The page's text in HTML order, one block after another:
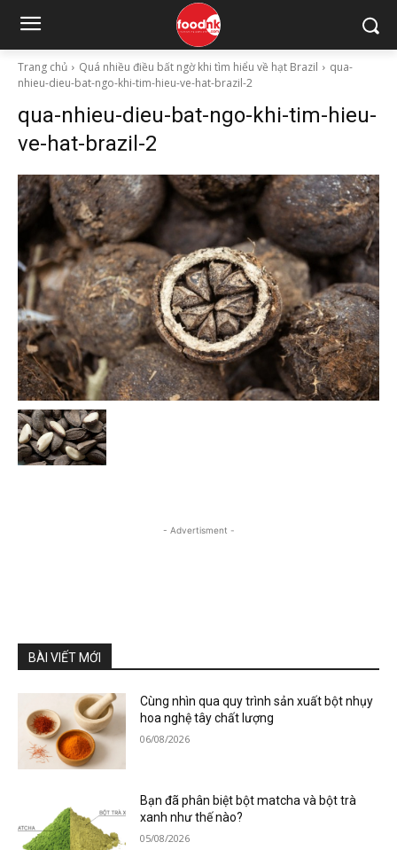
Trang chủ Quá nhiều điều bất ngờ khi tìm hiểu về hạt Brazil
qua-
nhieu-dieu-bat-ngo-khi-tim-hieu-ve-hat-brazil-2
qua-nhieu-dieu-bat-ngo-khi-tim-hieu-
ve-hat-brazil-2
- Advertisment -
BÀI VIẾT MỚI
Cùng nhìn qua quy trình sản xuất bột nhụy
hoa nghệ tây chất lượng
06/08/2026
Bạn đã phân biệt bột matcha và bột trà
xanh như thế nào?
05/08/2026